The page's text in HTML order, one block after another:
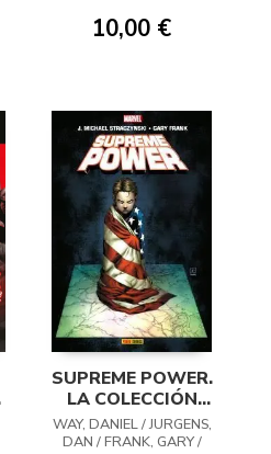
10,00 €
SUPREME POWER.
LA COLECCIÓN
COMPLETA
WAY, DANIEL / JURGENS,
DAN / FRANK, GARY /